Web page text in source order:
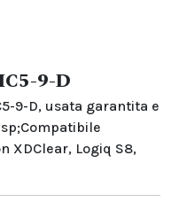
9-D
9-D, usata garantita e
XDClear, Logiq S8,